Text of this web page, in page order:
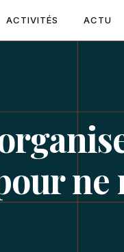
ACTIVITÉS ACTU